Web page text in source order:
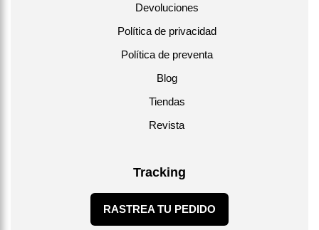
Devoluciones
Política de privacidad
Política de preventa
Blog
Tiendas
Revista
Tracking
RASTREA TU PEDIDO